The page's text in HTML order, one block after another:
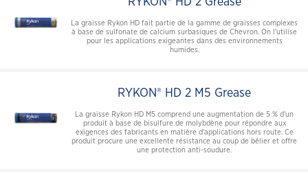
La graisse Rykon HD fait partie de la gamme de graisses complexes
à base de sulfonate de calcium surbasiques de Chevron. On l'utilise
pour les applications exigeantes dans des environnements
humides.
RYKON® HD 2 M5 Grease
La graisse Rykon HD M5 comprend une augmentation de 5 % d'un
produit à base de bisulfure de molybdène pour répondre aux
exigences des fabricants en matière d'applications hors route. Ce
produit procure une excellente résistance au coup de bélier et offre
une protection anti-soudure.